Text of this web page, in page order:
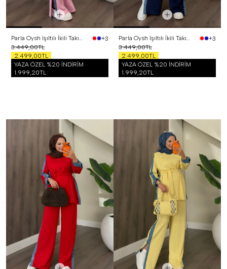
Parla Oysh Işıltılı İkili Takım Pembe
+3
3.449,00TL
2.499,00TL
YAZA ÖZEL %20 İNDİRİM
1.999,20TL
Parla Oysh Işıltılı İkili Takım Lacivert
+3
3.449,00TL
2.499,00TL
YAZA ÖZEL %20 İNDİRİM
1.999,20TL